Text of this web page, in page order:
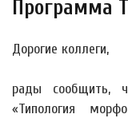
Программа
Дорогие коллеги,
рады сообщить,
«Типология